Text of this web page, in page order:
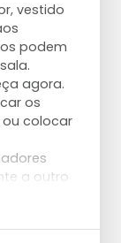
vestido
podem
agora.
os
colocar
a outro